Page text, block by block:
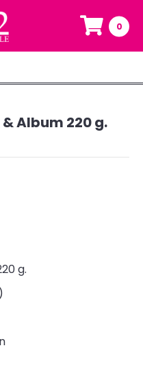
0
& Album 220 g.
g.